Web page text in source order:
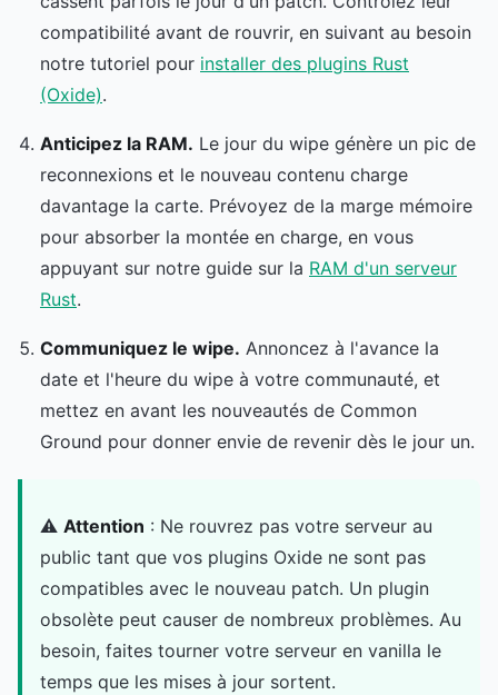
compatibilité avant de rouvrir, en suivant au besoin
notre tutoriel pour installer des plugins Rust
(Oxide).
Anticipez la RAM. Le jour du wipe génère un pic de
reconnexions et le nouveau contenu charge
davantage la carte. Prévoyez de la marge mémoire
pour absorber la montée en charge, en vous
appuyant sur notre guide sur la RAM d'un serveur
Rust.
Communiquez le wipe. Annoncez à l'avance la
date et l'heure du wipe à votre communauté, et
mettez en avant les nouveautés de Common
Ground pour donner envie de revenir dès le jour un.
⚠️ Attention : Ne rouvrez pas votre serveur au
public tant que vos plugins Oxide ne sont pas
compatibles avec le nouveau patch. Un plugin
obsolète peut causer de nombreux problèmes. Au
besoin, faites tourner votre serveur en vanilla le
temps que les mises à jour sortent.